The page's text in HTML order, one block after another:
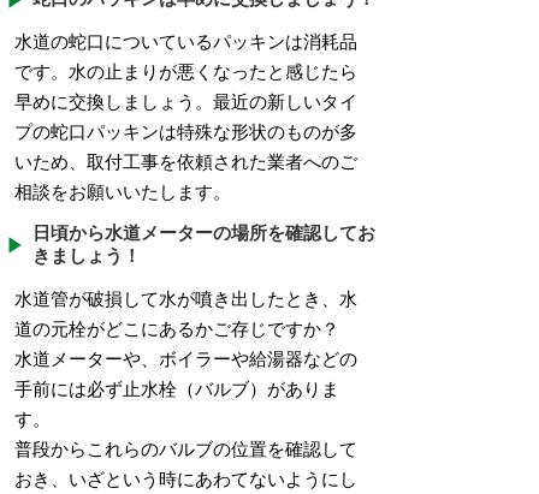
水道の蛇口についているパッキンは消耗品
です。水の止まりが悪くなったと感じたら
早めに交換しましょう。最近の新しいタイ
プの蛇口パッキンは特殊な形状のものが多
いため、取付工事を依頼された業者へのご
相談をお願いいたします。
日頃から水道メーターの場所を確認してお
きましょう！
水道管が破損して水が噴き出したとき、水
道の元栓がどこにあるかご存じですか？
水道メーターや、ボイラーや給湯器などの
手前には必ず止水栓（バルブ）がありま
す。
普段からこれらのバルブの位置を確認して
おき、いざという時にあわてないようにし